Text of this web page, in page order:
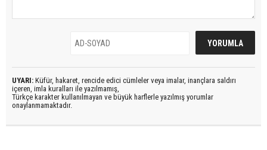
UYARI: Küfür, hakaret, rencide edici cümleler veya imalar, inançlara saldırı
içeren, imla kuralları ile yazılmamış,
Türkçe karakter kullanılmayan ve büyük harflerle yazılmış yorumlar
onaylanmamaktadır.